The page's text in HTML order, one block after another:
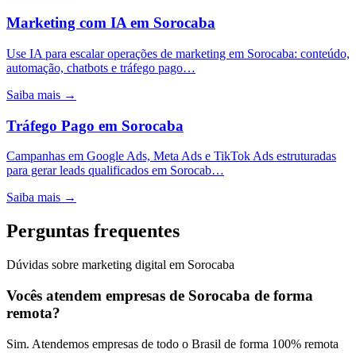
Marketing com IA em Sorocaba
Use IA para escalar operações de marketing em Sorocaba: conteúdo,
automação, chatbots e tráfego pago…
Saiba mais →
Tráfego Pago em Sorocaba
Campanhas em Google Ads, Meta Ads e TikTok Ads estruturadas
para gerar leads qualificados em Sorocab…
Saiba mais →
Perguntas frequentes
Dúvidas sobre marketing digital em Sorocaba
Vocês atendem empresas de Sorocaba de forma
remota?
Sim. Atendemos empresas de todo o Brasil de forma 100% remota